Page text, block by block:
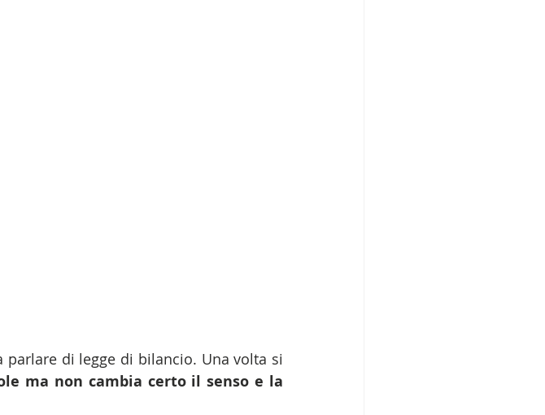
di legge di bilancio. Una volta si
ma non cambia certo il senso e la